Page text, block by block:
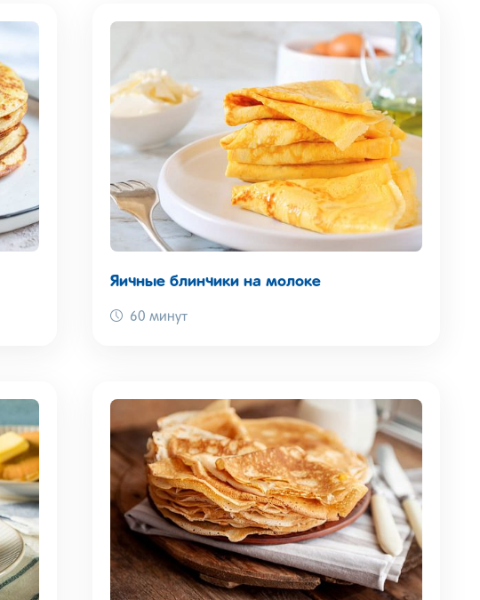
Яичные блинчики на молоке
60 минут